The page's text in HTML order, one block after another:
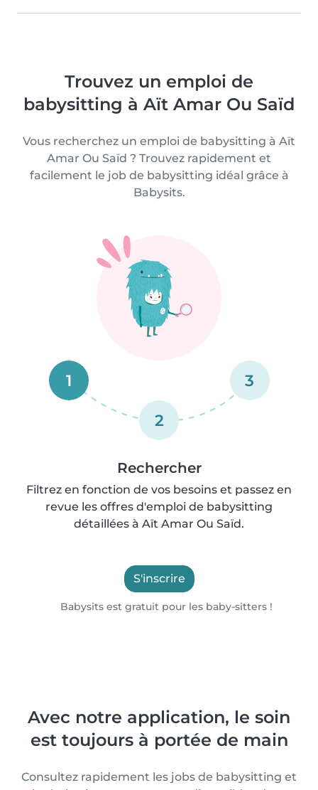
Trouvez un emploi de
babysitting à Aït Amar Ou Saïd
Vous recherchez un emploi de babysitting à Aït
Amar Ou Saïd ? Trouvez rapidement et
facilement le job de babysitting idéal grâce à
Babysits.
1
2
3
Rechercher
Filtrez en fonction de vos besoins et passez en
revue les offres d'emploi de babysitting
détaillées à Aït Amar Ou Saïd.
S'inscrire
Babysits est gratuit pour les baby-sitters !
Avec notre application, le soin
est toujours à portée de main
Consultez rapidement les jobs de babysitting et